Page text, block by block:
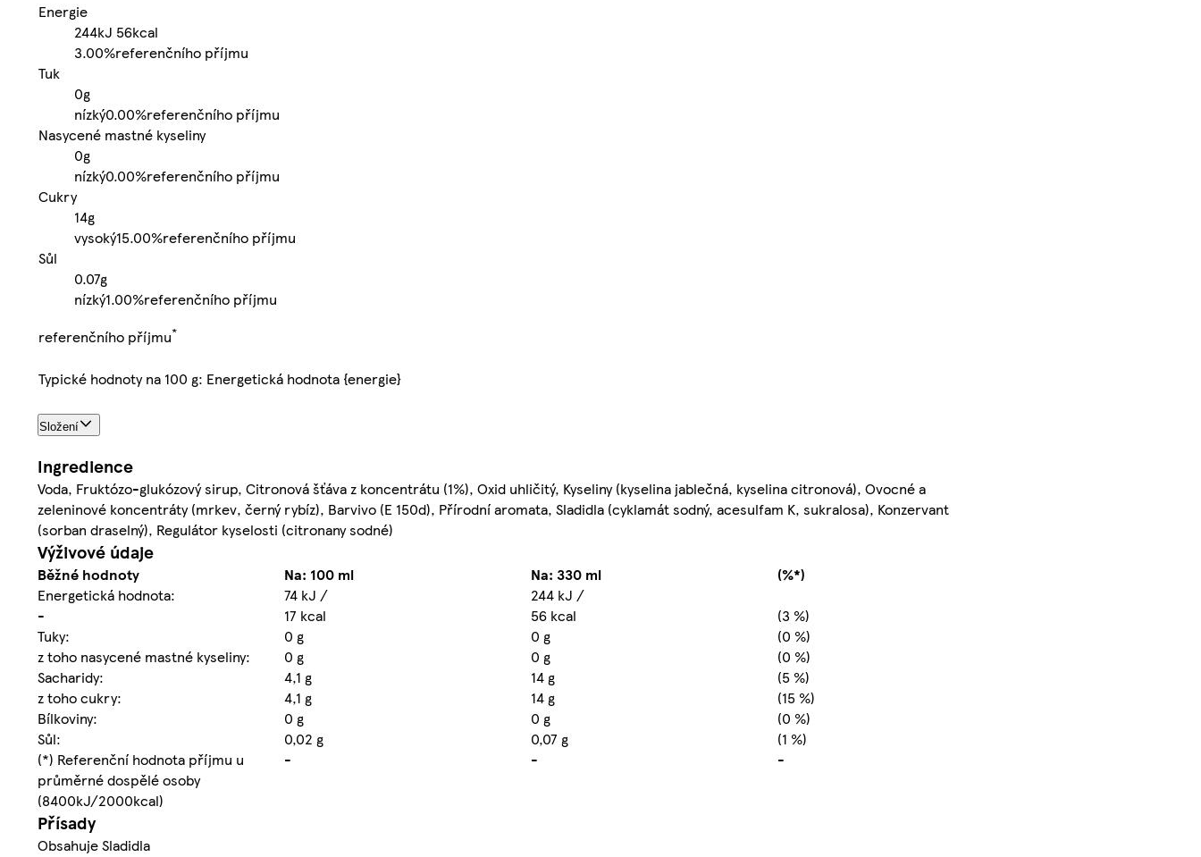
Energie
244kJ 56kcal
3.00%referenčního příjmu
Tuk
0g
nízký0.00%referenčního příjmu
Nasycené mastné kyseliny
0g
nízký0.00%referenčního příjmu
Cukry
14g
vysoký15.00%referenčního příjmu
Sůl
0.07g
nízký1.00%referenčního příjmu
referenčního příjmu*
Typické hodnoty na 100 g: Energetická hodnota {energie}
Složení
Ingredience
Voda, Fruktózo-glukózový sirup, Citronová šťáva z koncentrátu (1%), Oxid uhličitý, Kyseliny (kyselina jablečná, kyselina citronová), Ovocné a
zeleninové koncentráty (mrkev, černý rybíz), Barvivo (E 150d), Přírodní aromata, Sladidla (cyklamát sodný, acesulfam K, sukralosa), Konzervant
(sorban draselný), Regulátor kyselosti (citronany sodné)
Výživové údaje
Běžné hodnoty Na: 100 ml Na: 330 ml
(%*)
Energetická hodnota:
74 kJ /
244 kJ /
-
17 kcal 56 kcal
(3 %)
Tuky:
0 g 0 g
(0 %)
z toho nasycené mastné kyseliny:
0 g 0 g
(0 %)
Sacharidy:
4,1 g 14 g
(5 %)
z toho cukry:
4,1 g 14 g
(15 %)
Bílkoviny:
0 g 0 g
(0 %)
Sůl:
0,02 g 0,07 g
(1 %)
(*) Referenční hodnota příjmu u
průměrné dospělé osoby
(8400kJ/2000kcal)
- - -
Přísady
Obsahuje Sladidla